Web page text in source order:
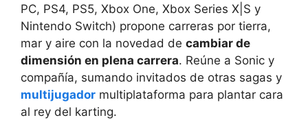
PC, PS4, PS5, Xbox One, Xbox Series X|S y
Nintendo Switch) propone carreras por tierra,
mar y aire con la novedad de cambiar de
dimensión en plena carrera. Reúne a Sonic y
compañía, sumando invitados de otras sagas y
multijugador multiplataforma para plantar cara
al rey del karting.